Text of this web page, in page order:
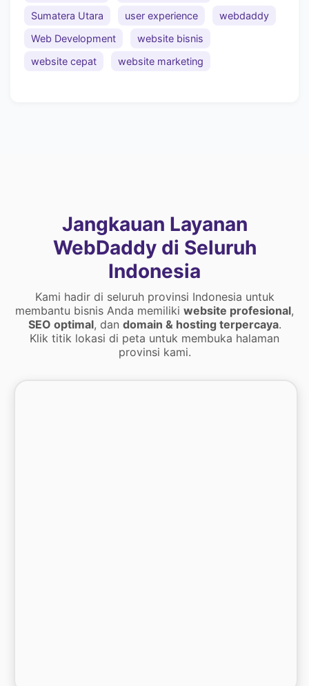
Sumatera Utara
user experience
webdaddy
Web Development
website bisnis
website cepat
website marketing
Jangkauan Layanan
WebDaddy di Seluruh
Indonesia
Kami hadir di seluruh provinsi Indonesia untuk
membantu bisnis Anda memiliki website profesional,
SEO optimal, dan domain & hosting terpercaya.
Klik titik lokasi di peta untuk membuka halaman
provinsi kami.